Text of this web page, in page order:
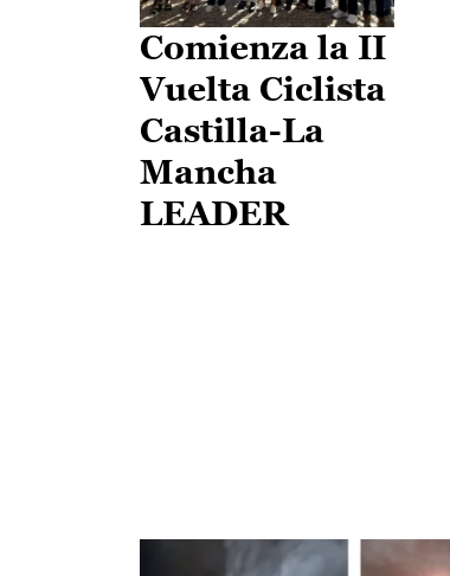
Comienza la II
Vuelta Ciclista
Castilla-La
Mancha
LEADER